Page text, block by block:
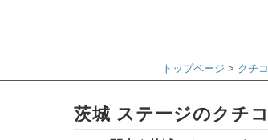
トップページ クチ
茨城 ステージのクチ